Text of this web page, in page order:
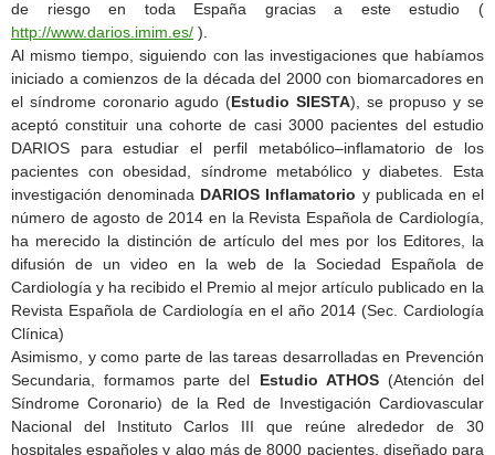
de riesgo en toda España gracias a este estudio (
http://www.darios.imim.es/ ).
Al mismo tiempo, siguiendo con las investigaciones que habíamos
iniciado a comienzos de la década del 2000 con biomarcadores en
el síndrome coronario agudo (Estudio SIESTA), se propuso y se
aceptó constituir una cohorte de casi 3000 pacientes del estudio
DARIOS para estudiar el perfil metabólico–inflamatorio de los
pacientes con obesidad, síndrome metabólico y diabetes. Esta
investigación denominada DARIOS Inflamatorio y publicada en el
número de agosto de 2014 en la Revista Española de Cardiología,
ha merecido la distinción de artículo del mes por los Editores, la
difusión de un video en la web de la Sociedad Española de
Cardiología y ha recibido el Premio al mejor artículo publicado en la
Revista Española de Cardiología en el año 2014 (Sec. Cardiología
Clínica)
Asimismo, y como parte de las tareas desarrolladas en Prevención
Secundaria, formamos parte del Estudio ATHOS(Atención del
Síndrome Coronario) de la Red de Investigación Cardiovascular
Nacional del Instituto Carlos III que reúne alrededor de 30
hospitales españoles y algo más de 8000 pacientes, diseñado para